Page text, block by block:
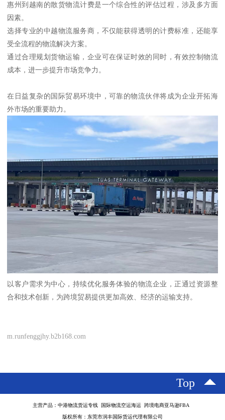
惠州到越南的散货物流计费是一个综合性的评估过程，涉及多方面
因素。
选择专业的中越物流服务商，不仅能获得透明的计费标准，还能享
受全流程的物流解决方案。
通过合理规划货物运输，企业可在保证时效的同时，有效控制物流
成本，进一步提升市场竞争力。
在日益复杂的国际贸易环境中，可靠的物流伙伴将成为企业开拓海
外市场的重要助力。
以客户需求为中心，持续优化服务体验的物流企业，正通过资源整
合和技术创新，为跨境贸易提供更加高效、经济的运输支持。
m.runfenggjhy.b2b168.com
Top
主营产品：中港物流货运专线 国际物流空运海运 跨境电商亚马逊FBA
版权所有：东莞市润丰国际货运代理有限公司